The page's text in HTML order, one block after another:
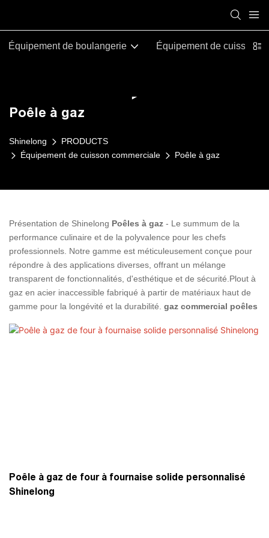
Équipement de boulangerie Équipement de cuisson
Poêle à gaz
Shinelong
PRODUCTS
Équipement de cuisson commerciale
Poêle à gaz
Présentation de Shinelong Poêles à gaz - Le summum de la
performance culinaire et de la polyvalence pour les chefs
professionnels. Notre gamme est méticuleusement conçue pour
répondre à des applications diverses, offrant un mélange
transparent de fonctionnalités, d'esthétique et de sécurité.Plout à
gaz en acier inaccessible fabriqué à partir de matériaux haut de
gamme pour la longévité et la durabilité. gaz commercial poêles
air, les services de restauration et la restauration de l'hôpital. Les
Poêle à gaz de four à fournaise solide personnalisé
Shinelong